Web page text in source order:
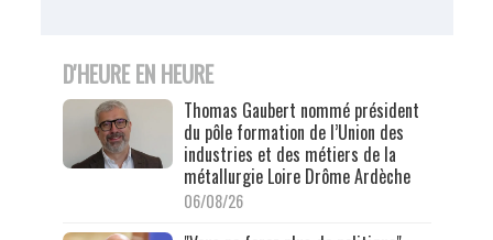
D'HEURE EN HEURE
Thomas Gaubert nommé président
du pôle formation de l’Union des
industries et des métiers de la
métallurgie Loire Drôme Ardèche
06/08/26